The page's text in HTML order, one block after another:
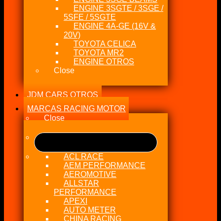
ENGINE 3SGTE / 3SGE /
5SFE / 5SGTE
ENGINE 4A-GE (16V &
20V)
TOYOTA CELICA
TOYOTA MR2
ENGINE OTROS
Close
JDM CARS OTROS
MARCAS RACING MOTOR
Close
ACL RACE
AEM PERFORMANCE
AEROMOTIVE
ALLSTAR
PERFORMANCE
APEXI
AUTO METER
CHINA RACING